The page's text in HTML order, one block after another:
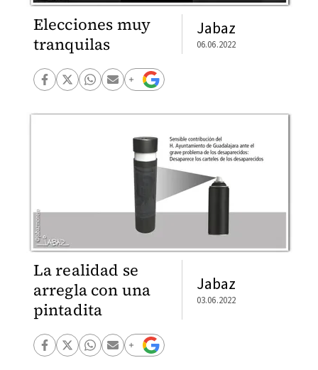
Elecciones muy
tranquilas
Jabaz
06.06.2022
La realidad se
arregla con una
pintadita
Jabaz
03.06.2022